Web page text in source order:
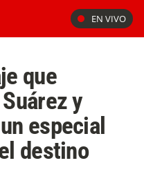
EN VIVO
que
y
especial
destino